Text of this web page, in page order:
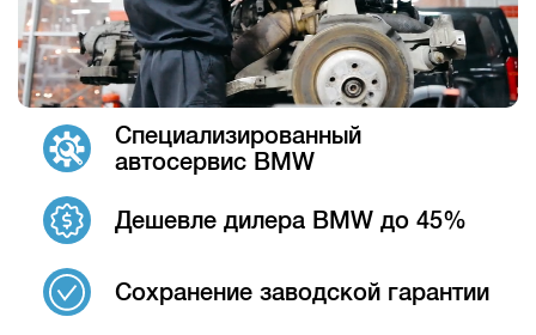
Специализированный
автосервис BMW
Дешевле дилера BMW до 45%
Сохранение заводской гарантии